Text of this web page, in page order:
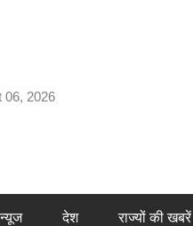
06, 2026
देश राज्यों की खबरें